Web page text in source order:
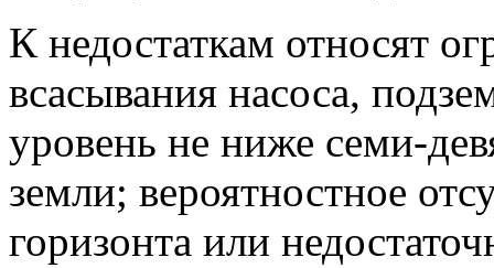
К недостаткам относят
всасывания насоса,
уровень не ниже семи-
земли; вероятностное
горизонта или